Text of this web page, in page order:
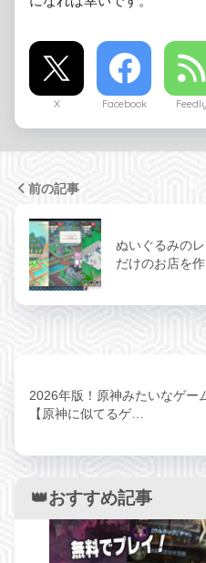
X Facebook Feedly
前の記事
ぬいぐるみの
だけのお店を
2026年版！原神みたいなゲー
【原神に似てるゲ…
👑おすすめ記事